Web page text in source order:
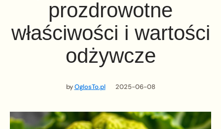
prozdrowotne
właściwości i wartości
odżywcze
byOglosTo.pl 2025-06-08